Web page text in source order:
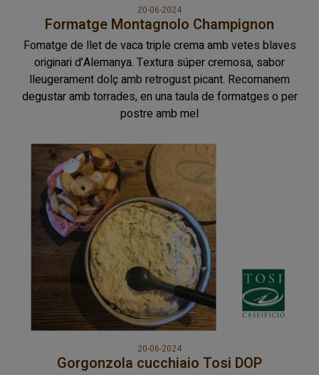
20-06-2024
Formatge Montagnolo Champignon
Fomatge de llet de vaca triple crema amb vetes blaves
originari d’Alemanya. Textura súper cremosa, sabor
lleugerament dolç amb retrogust picant. Recomanem
degustar amb torrades, en una taula de formatges o per
postre amb mel
20-06-2024
Gorgonzola cucchiaio Tosi DOP